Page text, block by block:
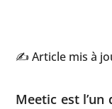
✍️ Article mis à
Meetic est